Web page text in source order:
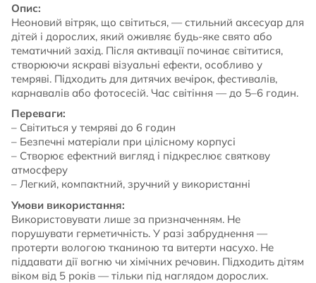
Опис:
Неоновий вітряк, що світиться, — стильний аксесуар для
дітей і дорослих, який оживляє будь-яке свято або
тематичний захід. Після активації починає світитися,
створюючи яскраві візуальні ефекти, особливо у
темряві. Підходить для дитячих вечірок, фестивалів,
карнавалів або фотосесій. Час світіння — до 5–6 годин.
Переваги:
– Світиться у темряві до 6 годин
– Безпечні матеріали при цілісному корпусі
– Створює ефектний вигляд і підкреслює святкову
атмосферу
– Легкий, компактний, зручний у використанні
Умови використання:
Використовувати лише за призначенням. Не
порушувати герметичність. У разі забруднення —
протерти вологою тканиною та витерти насухо. Не
піддавати дії вогню чи хімічних речовин. Підходить дітям
віком від 5 років — тільки під наглядом дорослих.